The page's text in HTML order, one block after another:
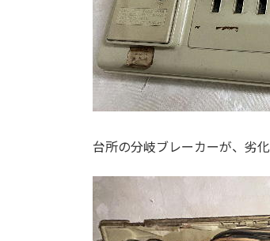
台所の分岐ブレーカーが、劣